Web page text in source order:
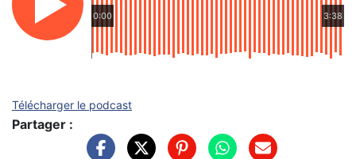
0:00 3:38
Télécharger le podcast
Partager :